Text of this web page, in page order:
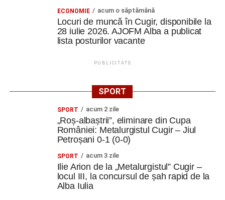
ECONOMIE acum o săptămână
Locuri de muncă în Cugir, disponibile la
28 iulie 2026. AJOFM Alba a publicat
lista posturilor vacante
PUBLICITATE
SPORT
SPORT acum 2 zile
„Roș-albaștrii”, eliminare din Cupa
României: Metalurgistul Cugir – Jiul
Petroșani 0-1 (0-0)
SPORT acum 3 zile
Ilie Arion de la „Metalurgistul” Cugir –
locul III, la concursul de șah rapid de la
Alba Iulia